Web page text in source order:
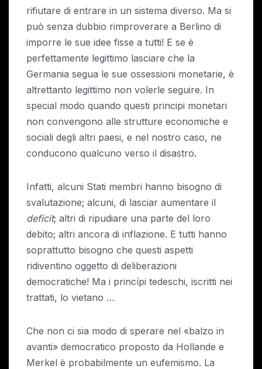
rifiutare di entrare in un sistema diverso. Ma si
può senza dubbio rimproverare a Berlino di
imporre le sue idee fisse a tutti! E se è
perfettamente legittimo lasciare che la
Germania segua le sue ossessioni monetarie, è
altrettanto legittimo non volerle seguire. In
special modo quando questi principi monetari
non convengono alle strutture economiche e
sociali degli altri paesi, e nel nostro caso, ne
conducono qualcuno verso il disastro.
Infatti, alcuni Stati membri hanno bisogno di
svalutazione; alcuni, di lasciar aumentare il
deficit; altri di ripudiare una parte del loro
debito; altri ancora di inflazione. E tutti hanno
soprattutto bisogno che questi aspetti
ridiventino oggetto di deliberazioni
democratiche! Ma i princípi tedeschi, iscritti nei
trattati, lo vietano …
Che non ci sia modo di sperare nel «balzo in
avanti» democratico proposto da Hollande e
Merkel è probabilmente un eufemismo. La